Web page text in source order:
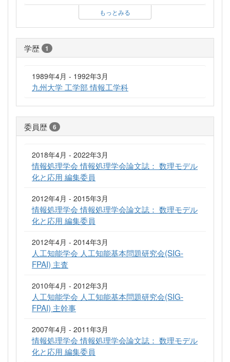
もっとみる
学歴 1
1989年4月 - 1992年3月
九州大学 工学部 情報工学科
委員歴 6
2018年4月 - 2022年3月
情報処理学会 情報処理学会論文誌： 数理モデル
化と応用 編集委員
2012年4月 - 2015年3月
情報処理学会 情報処理学会論文誌： 数理モデル
化と応用 編集委員
2012年4月 - 2014年3月
人工知能学会 人工知能基本問題研究会(SIG-
FPAI) 主査
2010年4月 - 2012年3月
人工知能学会 人工知能基本問題研究会(SIG-
FPAI) 主幹事
2007年4月 - 2011年3月
情報処理学会 情報処理学会論文誌： 数理モデル
化と応用 編集委員